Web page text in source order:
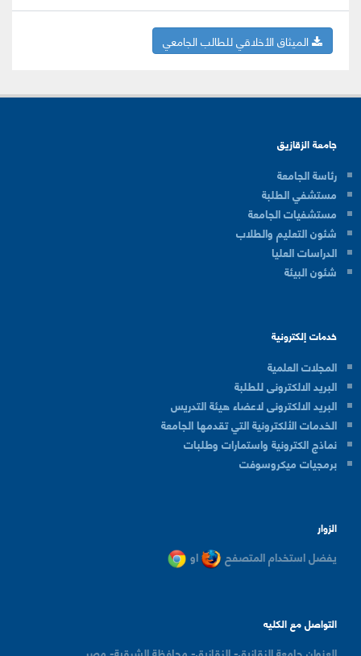
الميثاق الأخلاقي للطالب الجامعي
جامعة الزقازيق
رئاسة الجامعة
مستشفي الطلبة
مستشفيات الجامعة
شئون التعليم والطلاب
الدراسات العليا
شئون البيئة
خدمات إلكترونية
المجلات العلمية
البريد الالكترونى للطلبة
البريد الالكترونى لاعضاء هيئة التدريس
الخدمات الألكترونية التي تقدمها الجامعة
نماذج الكترونية واستمارات وطلبات
برمجيات ميكروسوفت
الزوار
يفضل استخدام المتصفح او
التواصل مع الكليه